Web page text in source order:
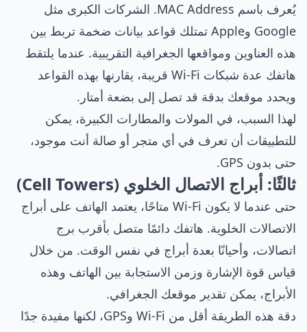
يُعرف باسم MAC Address. الشركات الكبرى مثل
Google وApple تمتلك قواعد بيانات ضخمة تربط بين
هذه العناوين ومواقعها الجغرافية التقريبية. عندما يلتقط
هاتفك عدة شبكات Wi-Fi قريبة، يقارنها بهذه القواعد
ويحدد موقعك بدقة قد تصل إلى بضعة أمتار.
لهذا السبب، في المولات والمطارات الكبيرة، يمكن
للتطبيقات أن تعرف في أي متجر أو صالة أنت موجود،
حتى بدون GPS.
ثالثًا: أبراج الاتصال الخلوي (Cell Towers)
حتى عندما لا يكون Wi-Fi متاحًا، يعتمد الهاتف على أبراج
الاتصالات الخلوية. هاتفك دائمًا متصل بأقرب برج
اتصالات، وأحيانًا بعدة أبراج في نفس الوقت. من خلال
قياس قوة الإشارة وزمن الاستجابة بين الهاتف وهذه
الأبراج، يمكن تقدير موقعك الجغرافي.
دقة هذه الطريقة أقل من Wi-Fi وGPS، لكنها مفيدة جدًا